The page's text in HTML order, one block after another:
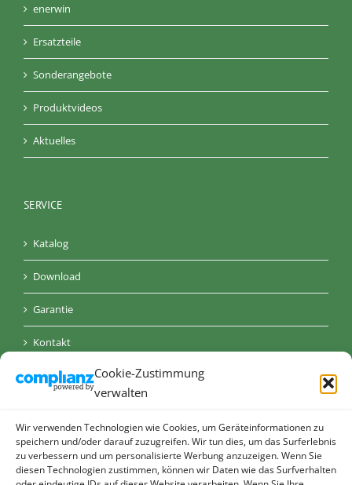
Cookie-Zustimmung
verwalten
Wir verwenden Technologien wie Cookies, um Geräteinformationen zu
speichern und/oder darauf zuzugreifen. Wir tun dies, um das Surferlebnis
zu verbessern und um personalisierte Werbung anzuzeigen. Wenn Sie
diesen Technologien zustimmen, können wir Daten wie das Surfverhalten
enerwin
Ersatzteile
Sonderangebote
Produktvideos
Aktuelles
SERVICE
Katalog
Download
Garantie
Kontakt
AGB
Impressum
Cookie-Richtlinie (EU)